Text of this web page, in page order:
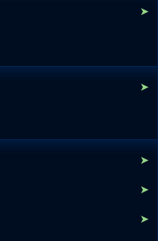
➤
➤
➤
➤
➤